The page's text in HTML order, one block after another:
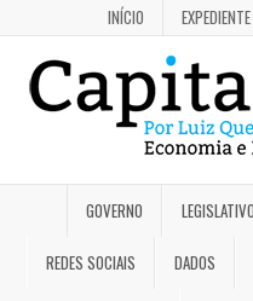
INÍCIO EXPEDIENTE
GOVERNO LEGISLATIVO
REDES SOCIAIS DADOS